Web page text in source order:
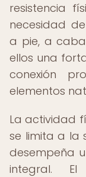
resistencia
necesidad
a pie, a
ellos una
conexión
elementos
La actividad
se limita a la
desempeña
integral. El